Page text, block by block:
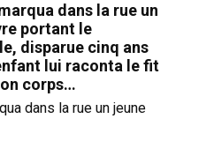
dans la rue un
portant le
disparue cinq ans
lui raconta le fit
corps…
dans la rue un jeune